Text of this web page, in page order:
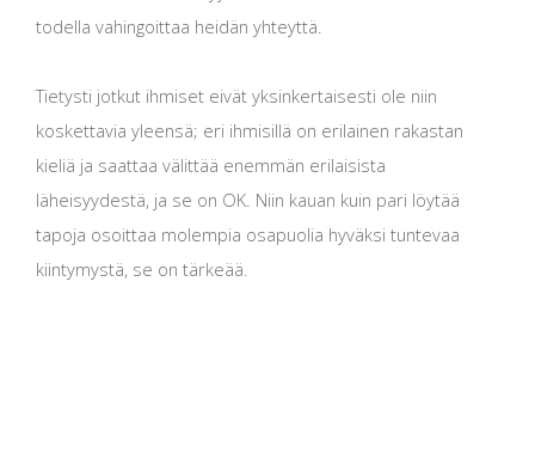
todella vahingoittaa heidän yhteyttä.
Tietysti jotkut ihmiset eivät yksinkertaisesti ole niin
koskettavia yleensä; eri ihmisillä on erilainen rakastan
kieliä ja saattaa välittää enemmän erilaisista
läheisyydestä, ja se on OK. Niin kauan kuin pari löytää
tapoja osoittaa molempia osapuolia hyväksi tuntevaa
kiintymystä, se on tärkeää.